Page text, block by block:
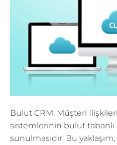
Bulut CRM, Müşteri
sistemlerinin bulut
sunulmasıdır. Bu